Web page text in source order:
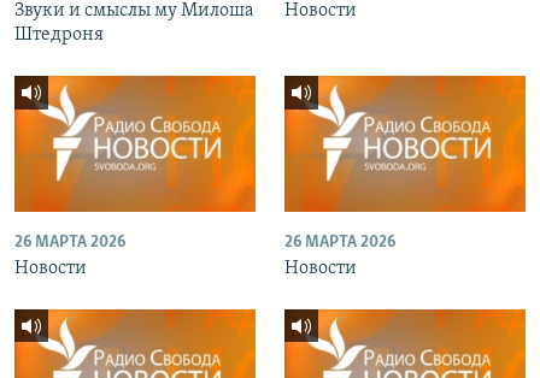
Звуки и смыслы му Милоша
Штедроня
Новости
26 МАРТА 2026
Новости
26 МАРТА 2026
Новости